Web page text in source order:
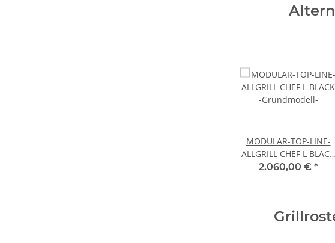
MODULAR-TOP-LINE-
ALLGRILL CHEF L BLACK
-Grundmodell-
2.060,00 € *